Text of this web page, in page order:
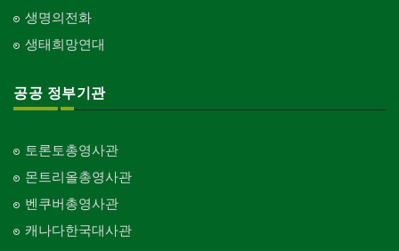
생명의전화
생태희망연대
공공 정부기관
토론토총영사관
몬트리올총영사관
벤쿠버총영사관
캐나다한국대사관